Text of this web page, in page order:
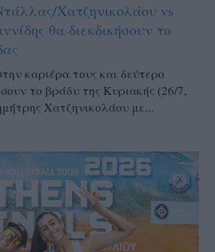
Χατζηνικολάου vs
θα διεκδικήσουν το
καριέρα τους και δεύτερο
το βράδυ της Κυριακής (26/7,
Χατζηνικολάου με...